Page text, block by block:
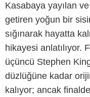
Kasabaya yayılan
getiren yoğun bir
sığınarak hayatta
hikayesi anlatılıyor.
üçüncü Stephen
düzlüğüne kadar
kalıyor; ancak